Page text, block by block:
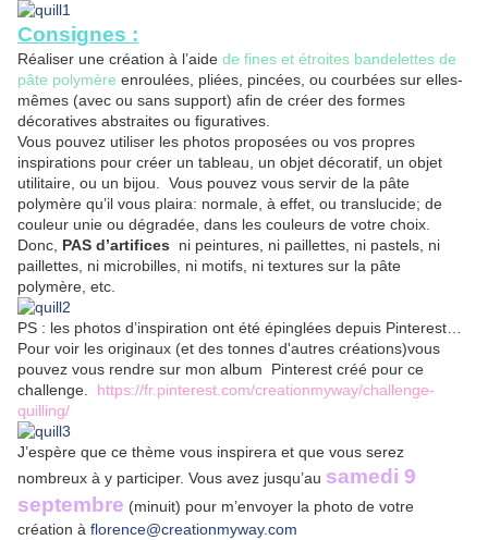
Consignes :
Réaliser une création à l’aide de fines et étroites bandelettes de
pâte polymère enroulées, pliées, pincées, ou courbées sur elles-
mêmes (avec ou sans support) afin de créer des formes
décoratives abstraites ou figuratives.
Vous pouvez utiliser les photos proposées ou vos propres
inspirations pour créer un tableau, un objet décoratif, un objet
utilitaire, ou un bijou. Vous pouvez vous servir de la pâte
polymère qu’il vous plaira: normale, à effet, ou translucide; de
couleur unie ou dégradée, dans les couleurs de votre choix.
Donc, PAS d’artifices ni peintures, ni paillettes, ni pastels, ni
paillettes, ni microbilles, ni motifs, ni textures sur la pâte
polymère, etc.
PS : les photos d’inspiration ont été épinglées depuis Pinterest…
Pour voir les originaux (et des tonnes d'autres créations)vous
pouvez vous rendre sur mon album Pinterest créé pour ce
challenge. https://fr.pinterest.com/creationmyway/challenge-
quilling/
J’espère que ce thème vous inspirera et que vous serez
nombreux à y participer. Vous avez jusqu’au samedi 9
septembre (minuit) pour m’envoyer la photo de votre
création à florence@creationmyway.com